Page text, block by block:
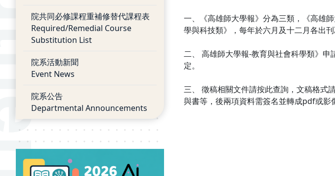
院共同必修課程重補修替代課程表
Required/Remedial Course
Substitution List
院系活動新聞
Event News
院系公告
Departmental Announcements
一、《高雄師大學報》分為三類，《高雄
學與科技類》，每年於六月及十二月各出
二、 高雄師大學報-教育與社會科學類》
定。
三、 徵稿相關文件請按此查詢 ，文稿格式
與書等，後兩項資料需簽名並轉成pdf或